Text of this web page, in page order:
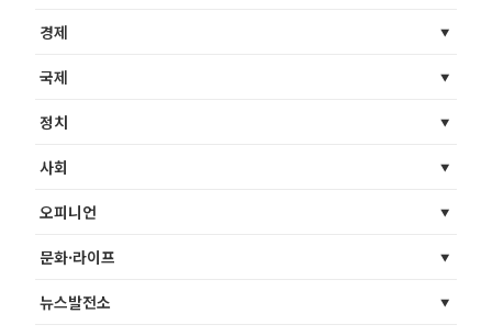
경제
국제
정치
사회
오피니언
문화·라이프
뉴스발전소